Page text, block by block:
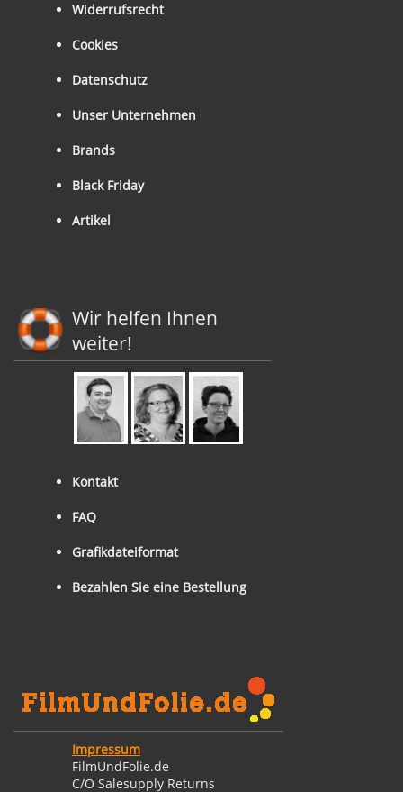
Widerrufsrecht
Cookies
Datenschutz
Unser Unternehmen
Brands
Black Friday
Artikel
Wir helfen Ihnen
weiter!
Kontakt
FAQ
Grafikdateiformat
Bezahlen Sie eine Bestellung
Impressum
FilmUndFolie.de
C/O Salesupply Returns